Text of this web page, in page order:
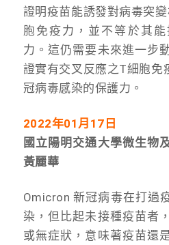
證明疫苗能誘發對病毒突
胞免疫力，並不等於其
力。這仍需要未來進一步
證實有交叉反應之T細胞免
冠病毒感染的保護力。
2022年01月17日
國立陽明交通大學微生物
黃麗華
Omicron 新冠病毒在打過
染，但比起未接種疫苗者
或無症狀，意味著疫苗還